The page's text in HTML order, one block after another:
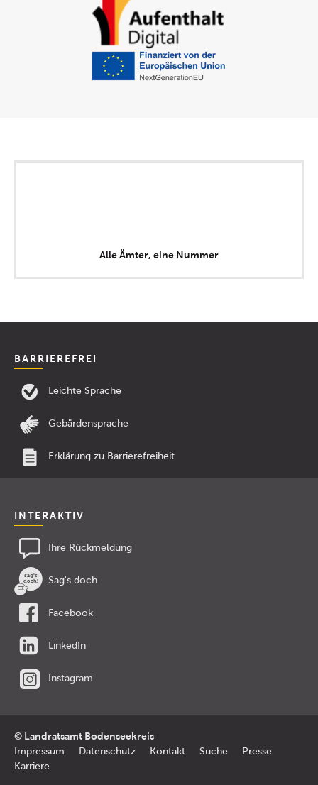
Alle Ämter, eine Nummer
BARRIEREFREI
Leichte Sprache
Gebärdensprache
Erklärung zu Barrierefreiheit
INTERAKTIV
Ihre Rückmeldung
Sag's doch
Facebook
LinkedIn
Instagram
© Landratsamt Bodenseekreis
Impressum Datenschutz Kontakt Suche
Presse
Karriere